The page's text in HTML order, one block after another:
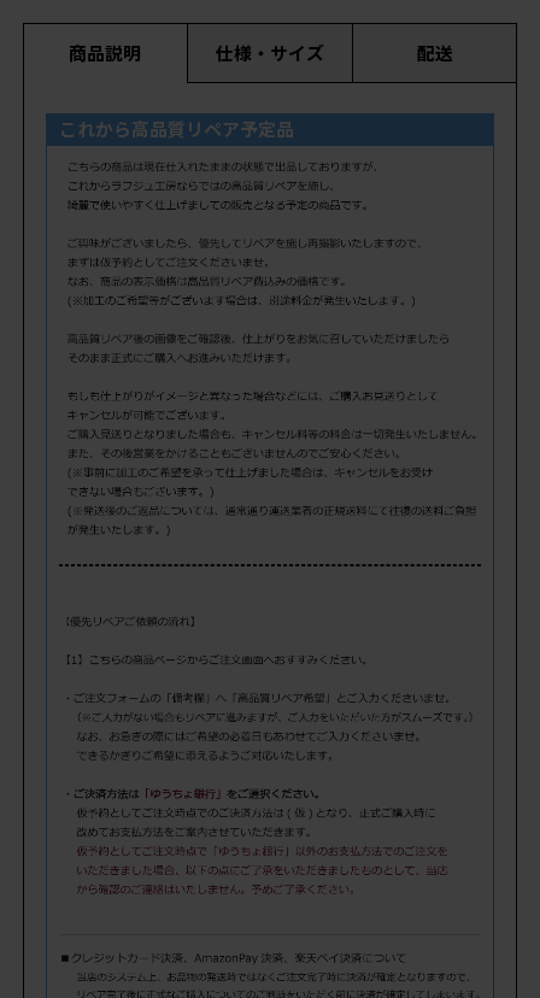
商品説明 仕様・サイズ 配送
これから高品質リペア予定品